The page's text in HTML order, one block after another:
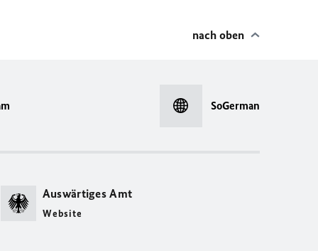
nach oben
SoGerman
Auswärtiges Amt
Website